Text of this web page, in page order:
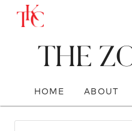
The
HOME ABOUT